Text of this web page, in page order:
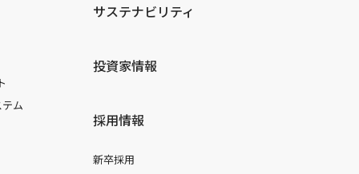
ム
サステナビリティ
投資家情報
採用情報
新卒採用